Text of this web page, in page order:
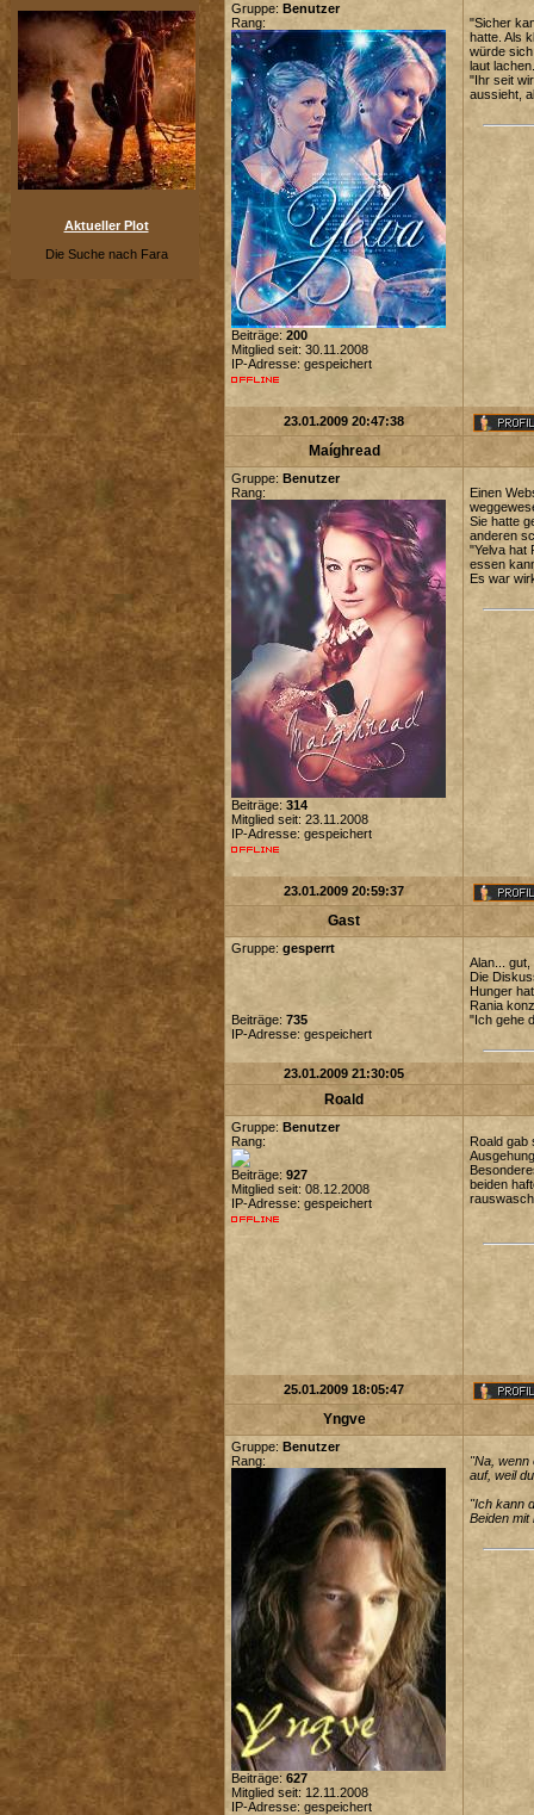
Aktueller Plot
Die Suche nach Fara
Gruppe: Benutzer
Rang:
Beiträge: 200
Mitglied seit: 30.11.2008
IP-Adresse: gespeichert
"Sicher
hatte. Als
würde
laut lachen.
"Ihr seit
aussieht,
23.01.2009 20:47:38
Maíghread
Gruppe: Benutzer
Rang:
Beiträge: 314
Mitglied seit: 23.11.2008
IP-Adresse: gespeichert
Einen
Sie hatte
anderen
"Yelva hat
essen
Es war
23.01.2009 20:59:37
Gast
Gruppe: gesperrt
Beiträge: 735
IP-Adresse: gespeichert
Alan...
Die
Hunger
Rania
"Ich gehe
23.01.2009 21:30:05
Roald
Gruppe: Benutzer
Rang:
Beiträge: 927
Mitglied seit: 08.12.2008
IP-Adresse: gespeichert
Roald gab
beiden
25.01.2009 18:05:47
Yngve
Gruppe: Benutzer
Rang:
Beiträge: 627
Mitglied seit: 12.11.2008
IP-Adresse: gespeichert
"Na, wenn
auf, weil
"Ich kann
Beiden